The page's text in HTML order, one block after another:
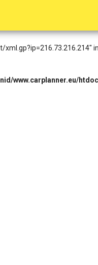
HTTP request failed!
in
www.carplanner.eu/